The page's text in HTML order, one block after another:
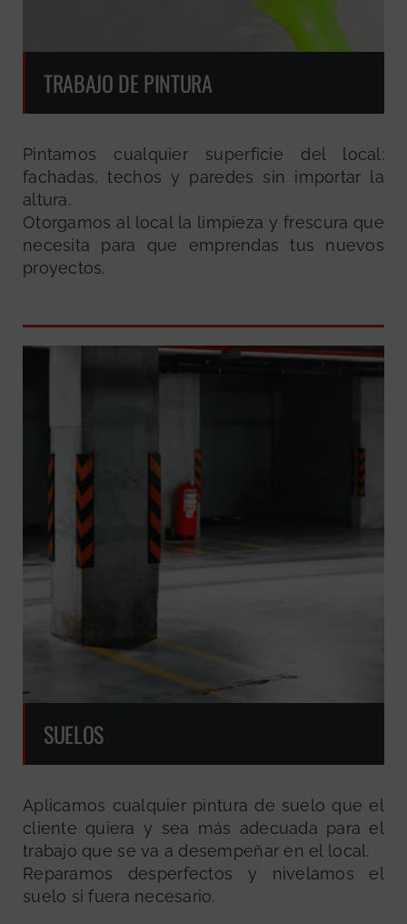
TRABAJO DE PINTURA
Pintamos cualquier superficie del local:
fachadas, techos y paredes sin importar la
altura.
Otorgamos al local la limpieza y frescura que
necesita para que emprendas tus nuevos
proyectos.
SUELOS
Aplicamos cualquier pintura de suelo que el
cliente quiera y sea más adecuada para el
trabajo que se va a desempeñar en el local.
Reparamos desperfectos y nivelamos el
suelo si fuera necesario.